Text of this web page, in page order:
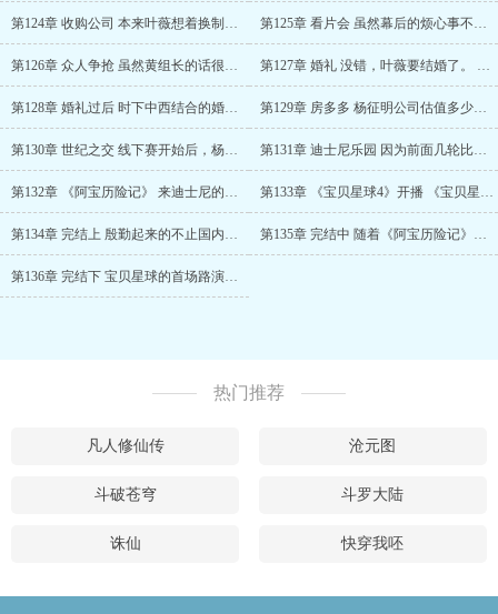
第124章 收购公司 本来叶薇想着换制作公司，《…… 第125章 看片会 虽然幕后的烦心事不少，但《宝……
第126章 众人争抢 虽然黄组长的话很有煽动性，…… 第127章 婚礼 没错，叶薇要结婚了。 其……
第128章 婚礼过后 时下中西结合的婚礼，流程基…… 第129章 房多多 杨征明公司估值多少，每年能拿……
第130章 世纪之交 线下赛开始后，杨征明就把公…… 第131章 迪士尼乐园 因为前面几轮比赛太火爆，……
第132章 《阿宝历险记》 来迪士尼的游客，基本…… 第133章 《宝贝星球4》开播 《宝贝星球4》的……
第134章 完结上 殷勤起来的不止国内几家证券公…… 第135章 完结中 随着《阿宝历险记》的首轮播放……
第136章 完结下 宝贝星球的首场路演……
热门推荐
凡人修仙传 沧元图
斗破苍穹 斗罗大陆
诛仙 快穿我呸